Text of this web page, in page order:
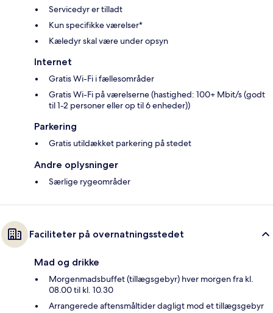
Servicedyr er tilladt
Kun specifikke værelser*
Kæledyr skal være under opsyn
Internet
Gratis Wi-Fi i fællesområder
Gratis Wi-Fi på værelserne (hastighed: 100+ Mbit/s (godt
til 1-2 personer eller op til 6 enheder))
Parkering
Gratis utildækket parkering på stedet
Andre oplysninger
Særlige rygeområder
Faciliteter på overnatningsstedet
Mad og drikke
Morgenmadsbuffet (tillægsgebyr) hver morgen fra kl.
08.00 til kl. 10.30
Arrangerede aftensmåltider dagligt mod et tillægsgebyr